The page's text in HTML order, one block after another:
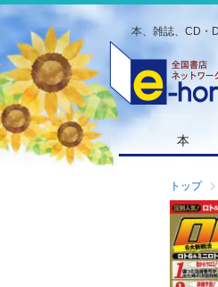
本、雑誌、CD・
本
トップ